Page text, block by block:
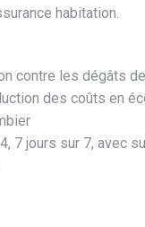
habitation.
contre les dégâts
des coûts en
7 jours sur 7, avec